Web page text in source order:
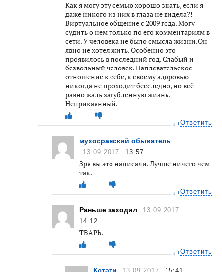
Как я могу эту семью хорошо знать, если я
даже никого из них в глаза не видела?!
Виртуальное общение с 2009 года. Могу
судить о нем только по его комментариям в
сети. У человека не было смысла жизни.Он
явно не хотел жить. Особенно это
проявилось в последний год. Слабый и
безвольный человек. Наплевательское
отношение к себе, к своему здоровью
никогда не проходит бесследно, но всё
равно жаль загубленную жизнь.
Неприкаянный.
Ответить
мухосранский обыватель
13.09.2017 13:57
Зря вы это написали. Лучше ничего чем
так.
Ответить
Раньше заходил
13.09.2017
14:12
ТВАРЬ.
Ответить
Кстати 13.09.2017 15:41